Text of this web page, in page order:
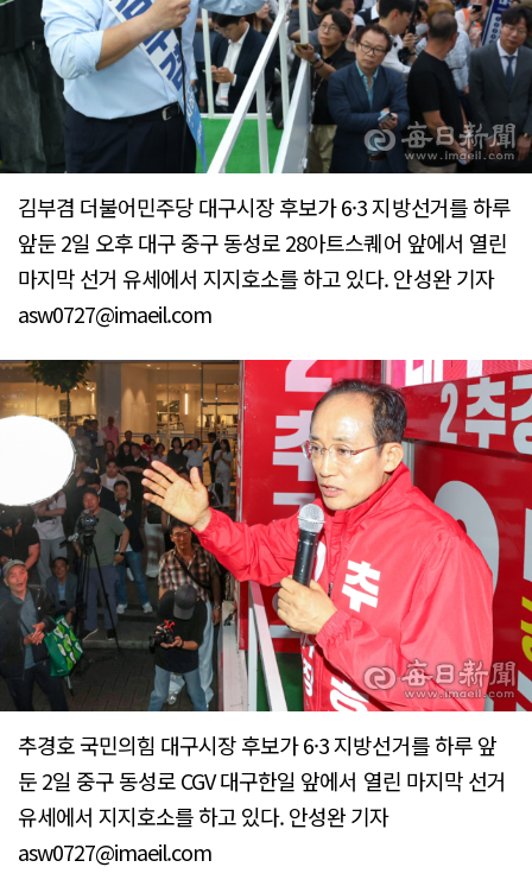
김부겸 더불어민주당 대구시장 후보가 6·3 지방선거를 하루
앞둔 2일 오후 대구 중구 동성로 28아트스퀘어 앞에서 열린
마지막 선거 유세에서 지지호소를 하고 있다. 안성완 기자
asw0727@imaeil.com
추경호 국민의힘 대구시장 후보가 6·3 지방선거를 하루 앞
둔 2일 중구 동성로 CGV 대구한일 앞에서 열린 마지막 선거
유세에서 지지호소를 하고 있다. 안성완 기자
asw0727@imaeil.com